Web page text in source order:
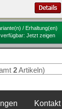
/ Erhaltung(en)
verfügbar: Jetzt zeigen
2Artikeln)
Kontakt